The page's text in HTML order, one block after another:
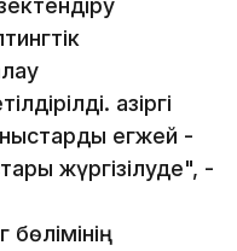
Қазіргі
егжей -
жүргізілуде", -